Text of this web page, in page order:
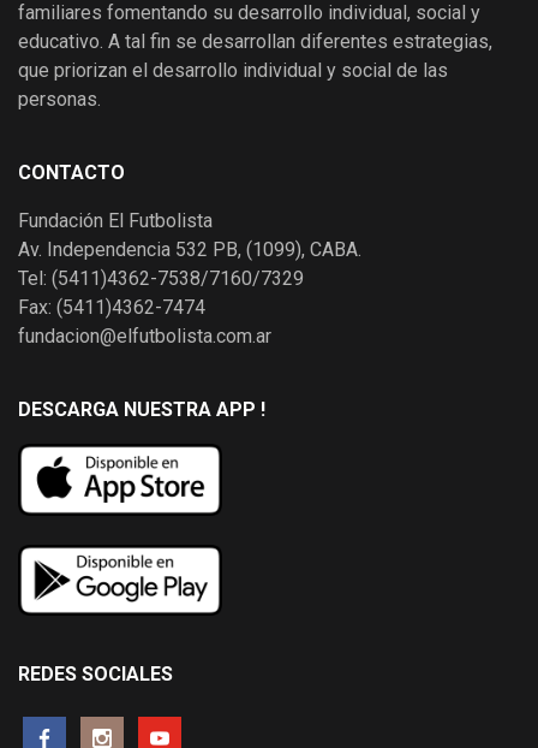
familiares fomentando su desarrollo individual, social y
educativo. A tal fin se desarrollan diferentes estrategias,
que priorizan el desarrollo individual y social de las
personas.
CONTACTO
Fundación El Futbolista
Av. Independencia 532 PB, (1099), CABA.
Tel: (5411)4362-7538/7160/7329
Fax: (5411)4362-7474
fundacion@elfutbolista.com.ar
DESCARGA NUESTRA APP !
REDES SOCIALES